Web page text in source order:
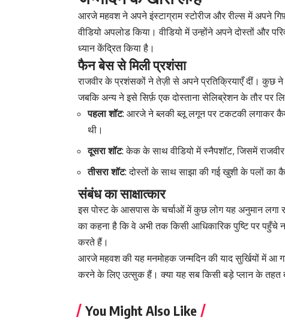
आरजे महवश ने अपने इंस्टाग्राम स्टोरीज और रील्स में अपने
वीडियो अपलोड किया। वीडियो में उन्होंने अपने दोस्तों और
ध्यान केंद्रित किया है।
फैन बेस से मिली प्रशंसा
राजवीर के प्रशंसकों ने तेज़ी से अपने प्रतिक्रियाएँ दीं। कुछ
जबकि अन्य ने इसे सिर्फ़ एक दोस्ताना सेलिब्रेशन के तौर पर
पहला शॉट: आरजे ने ब्लकी ब्लू लगून पर टकटकी लगाकर
थी।
दूसरा शॉट: केक के साथ वीडियो में स्नैपशॉट, जिसमें
तीसरा शॉट: दोस्तों के साथ साझा की गई खुशी के पलों का
संबंध का साक्षात्कार
इस पोस्ट के आसपास के चर्चाओं में कुछ लोग यह अनुमान लगा रहे
का कहना है कि वे अभी तक किसी आधिकारिक पुष्टि पर पहुँचे
करते हैं।
आरजे महवश की यह मनमोहक जन्मदिन की याद सुर्खियों में
करने के लिए उत्सुक हैं। क्या यह सब किसी बड़े प्लान के तहत
You Might Also Like